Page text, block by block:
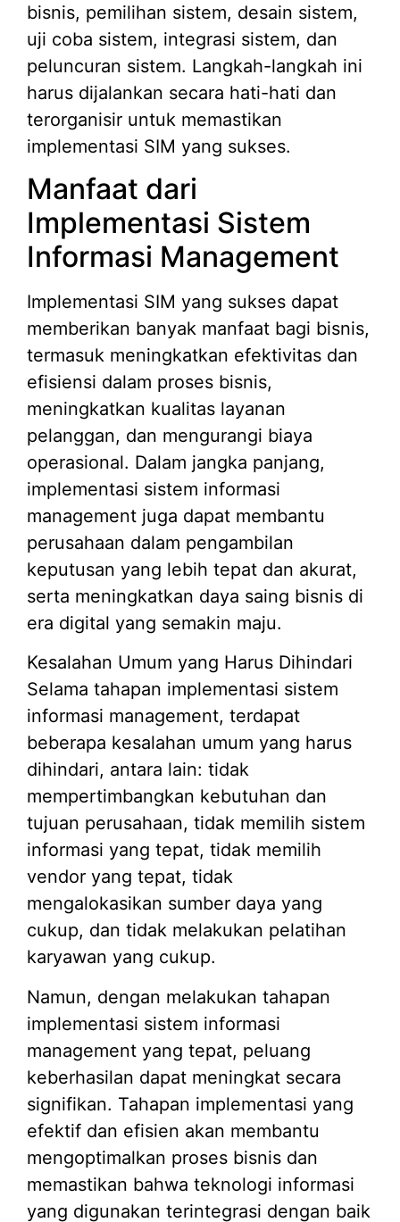
bisnis, pemilihan sistem, desain sistem,
uji coba sistem, integrasi sistem, dan
peluncuran sistem. Langkah-langkah ini
harus dijalankan secara hati-hati dan
terorganisir untuk memastikan
implementasi SIM yang sukses.
Manfaat dari
Implementasi Sistem
Informasi Management
Implementasi SIM yang sukses dapat
memberikan banyak manfaat bagi bisnis,
termasuk meningkatkan efektivitas dan
efisiensi dalam proses bisnis,
meningkatkan kualitas layanan
pelanggan, dan mengurangi biaya
operasional. Dalam jangka panjang,
implementasi sistem informasi
management juga dapat membantu
perusahaan dalam pengambilan
keputusan yang lebih tepat dan akurat,
serta meningkatkan daya saing bisnis di
era digital yang semakin maju.
Kesalahan Umum yang Harus Dihindari
Selama tahapan implementasi sistem
informasi management, terdapat
beberapa kesalahan umum yang harus
dihindari, antara lain: tidak
mempertimbangkan kebutuhan dan
tujuan perusahaan, tidak memilih sistem
informasi yang tepat, tidak memilih
vendor yang tepat, tidak
mengalokasikan sumber daya yang
cukup, dan tidak melakukan pelatihan
karyawan yang cukup.
Namun, dengan melakukan tahapan
implementasi sistem informasi
management yang tepat, peluang
keberhasilan dapat meningkat secara
signifikan. Tahapan implementasi yang
efektif dan efisien akan membantu
mengoptimalkan proses bisnis dan
memastikan bahwa teknologi informasi
yang digunakan terintegrasi dengan baik